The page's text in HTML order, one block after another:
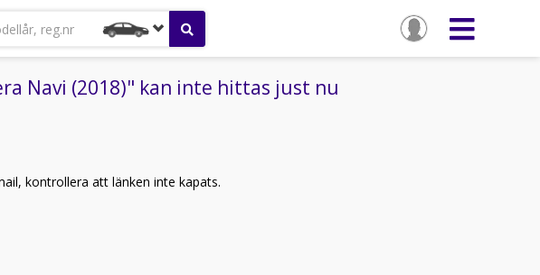
reg.nr
Navi (2018)" kan inte hittas just nu
kontrollera att länken inte kapats.